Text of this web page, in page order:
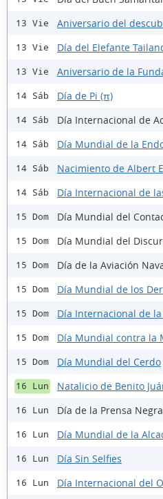
13 Vie Aniversario del
13 Vie Día del Elefante
13 Vie Aniversario de la
14 Sáb Día de Pi (π)
14 Sáb Día Internacional de
14 Sáb Día Mundial de la
14 Sáb Nacimiento de Albert
14 Sáb Día Internacional de
15 Dom Día Mundial del
15 Dom Día Mundial del
15 Dom Día de la Aviación
15 Dom Día Mundial de los
15 Dom Día Internacional de
15 Dom Día Mundial contra la
15 Dom Día Mundial del Cerdo
16 Lun Natalicio de Benito
16 Lun Día de la Prensa Negra
16 Lun Día Mundial de la
16 Lun Día Sin Selfies
16 Lun Día Internacional del